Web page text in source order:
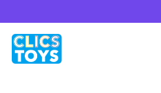
inhoud